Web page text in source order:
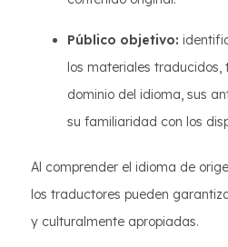
Público objetivo:
los materiales traducidos,
dominio del idioma, sus
su familiaridad con los
Al comprender el idioma de
los traductores pueden
y culturalmente apropiadas.